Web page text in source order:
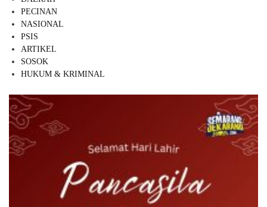
PECINAN
NASIONAL
PSIS
ARTIKEL
SOSOK
HUKUM & KRIMINAL